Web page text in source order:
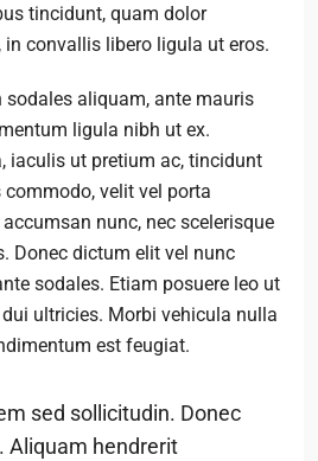
tincidunt, quam dolor
convallis libero ligula ut eros.
sodales aliquam, ante mauris
ligula nibh ut ex.
iaculis ut pretium ac, tincidunt
velit vel porta
nunc, nec scelerisque
Donec dictum elit vel nunc
sodales. Etiam posuere leo ut
ultricies. Morbi vehicula nulla
est feugiat.
sed sollicitudin. Donec
Aliquam hendrerit